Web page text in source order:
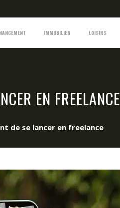
IMMOBILIER LOISIRS
EN FREELANCE
de se lancer en freelance